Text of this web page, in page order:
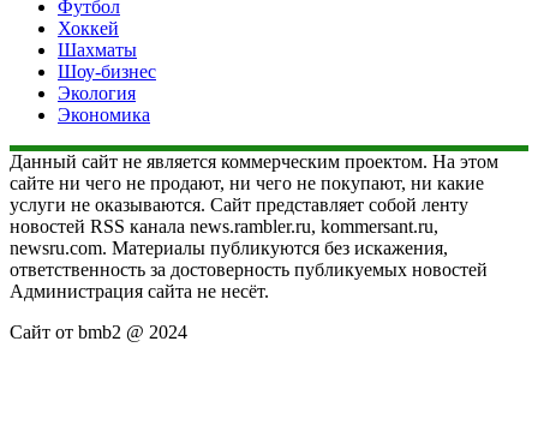
Футбол
Хоккей
Шахматы
Шоу-бизнес
Экология
Экономика
Данный сайт не является коммерческим проектом. На этом
сайте ни чего не продают, ни чего не покупают, ни какие
услуги не оказываются. Сайт представляет собой ленту
новостей RSS канала news.rambler.ru, kommersant.ru,
newsru.com. Материалы публикуются без искажения,
ответственность за достоверность публикуемых новостей
Администрация сайта не несёт.
Сайт от bmb2 @ 2024